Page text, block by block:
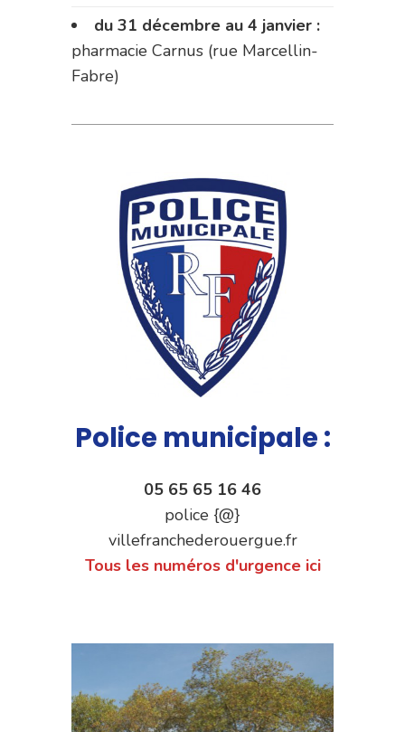
du 31 décembre au 4 janvier :
pharmacie Carnus (rue Marcellin-
Fabre)
Police municipale :
05 65 65 16 46
police {@}
villefranchederouergue.fr
Tous les numéros d'urgence ici